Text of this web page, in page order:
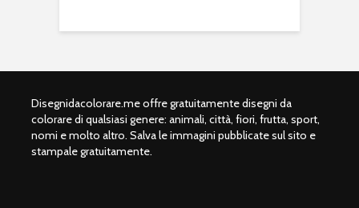
Disegnidacolorare.me offre gratuitamente disegni da
colorare di qualsiasi genere: animali, città, fiori, frutta, sport,
nomi e molto altro. Salva le immagini pubblicate sul sito e
stampale gratuitamente.